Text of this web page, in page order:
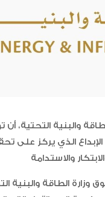
والبنية التحتية،
الإبداع الذي يركز على
وزارة الطاقة والبنية